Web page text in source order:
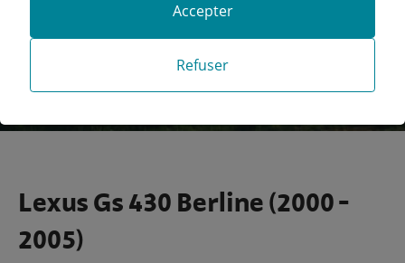
Lexus Gs 430 Berline (2000 -
2005)
Refuser
Accepter